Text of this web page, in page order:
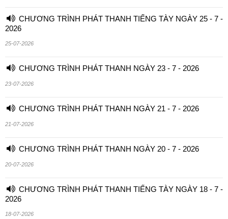
CHƯƠNG TRÌNH PHÁT THANH TIẾNG TÀY NGÀY 25 - 7 -
2026
25-07-2026
CHƯƠNG TRÌNH PHÁT THANH NGÀY 23 - 7 - 2026
23-07-2026
CHƯƠNG TRÌNH PHÁT THANH NGÀY 21 - 7 - 2026
21-07-2026
CHƯƠNG TRÌNH PHÁT THANH NGÀY 20 - 7 - 2026
20-07-2026
CHƯƠNG TRÌNH PHÁT THANH TIẾNG TÀY NGÀY 18 - 7 -
2026
18-07-2026